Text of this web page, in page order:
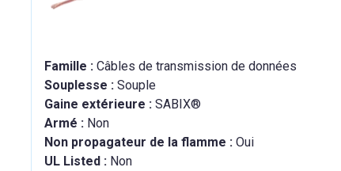
Famille : Câbles de transmission de données
Souplesse : Souple
Gaine extérieure : SABIX®
Armé : Non
Non propagateur de la flamme : Oui
UL Listed : Non